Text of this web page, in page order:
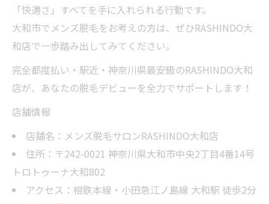
「快適さ」すべてを手に入れられる行動です。
大和市でメンズ脱毛をお考えの方は、ぜひRASHINDO大
和店で一歩踏み出してみてください。
完全都度払い・駅近・神奈川県最安級のRASHINDO大和
店が、あなたの脱毛デビューを全力でサポートします！
店舗情報
店舗名：メンズ脱毛サロンRASHINDO大和店
住所：〒242-0021 神奈川県大和市中央2丁目4番14号
トロトゥーナ大和802
アクセス：相鉄本線・小田急江ノ島線 大和駅 徒歩2分